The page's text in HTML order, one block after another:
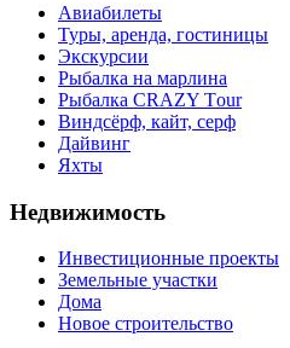
Авиабилеты
Туры, аренда, гостиницы
Экскурсии
Рыбалка на марлина
Рыбалка CRAZY Тour
Виндсёрф, кайт, серф
Дайвинг
Яхты
Недвижимость
Инвестиционные проекты
Земельные участки
Дома
Новое строительство